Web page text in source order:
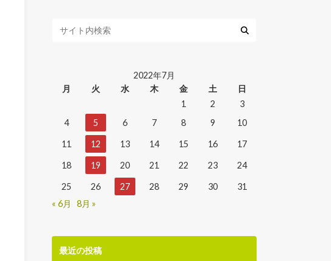
2022年7月
月
火 水 木 金 土
日
1
2
3
4
5 6 7 8 9 10
11 12 13 14 15 16 17
18 19 20 21 22 23 24
25 26 27 28 29 30
31
« 6月
8月 »
最近の投稿